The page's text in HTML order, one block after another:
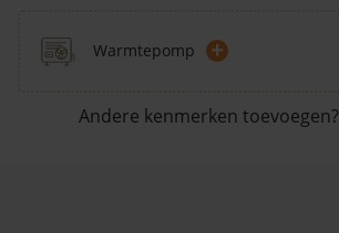
Warmtepomp +
Andere kenmerken toevoegen?